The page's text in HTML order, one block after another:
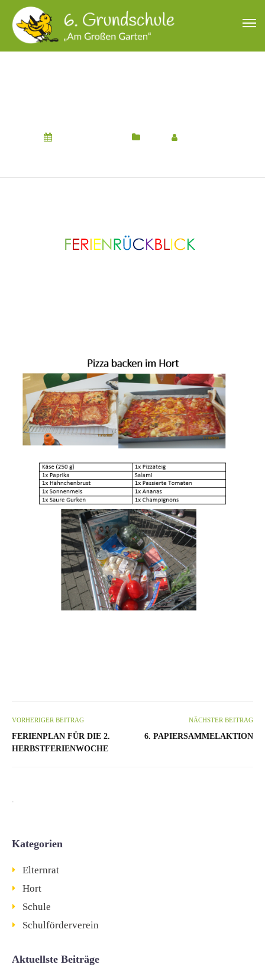
VORHERIGER BEITRAG
FERIENPLAN FÜR DIE 2.
HERBSTFERIENWOCHE
NÄCHSTER BEITRAG
6. PAPIERSAMMELAKTION
Kategorien
Elternrat
Hort
Schule
Schulförderverein
Aktuellste Beiträge